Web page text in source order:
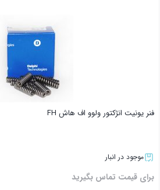
فنر یونیت انژکتور ولوو اف هاش FH
موجود در انبار
برای قیمت تماس بگیرید